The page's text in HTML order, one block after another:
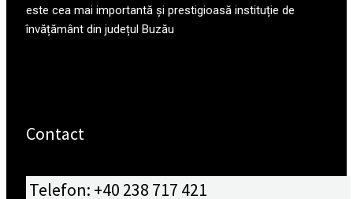
este cea mai importantă și prestigioasă instituție de
învățământ din județul Buzău
Contact
Telefon: +40 238 717 421